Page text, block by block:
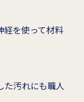
経を使って材料
た汚れにも職人